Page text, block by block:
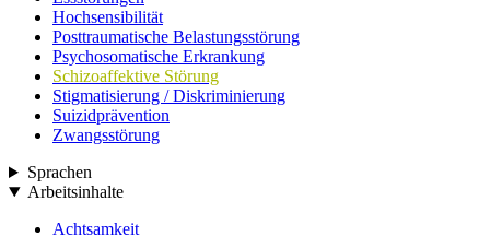
Hochsensibilität
Posttraumatische Belastungsstörung
Psychosomatische Erkrankung
Schizoaffektive Störung
Stigmatisierung / Diskriminierung
Suizidprävention
Zwangsstörung
Sprachen
Arbeitsinhalte
Achtsamkeit